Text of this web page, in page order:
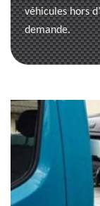
véhicules hors
demande.